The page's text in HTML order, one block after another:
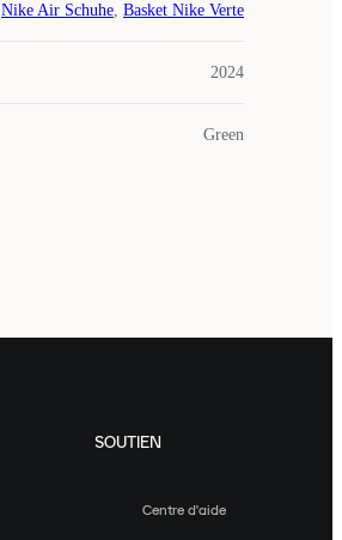
Nike Air Schuhe, Basket Nike Verte
2024
Green
SOUTIEN
Centre d'aide